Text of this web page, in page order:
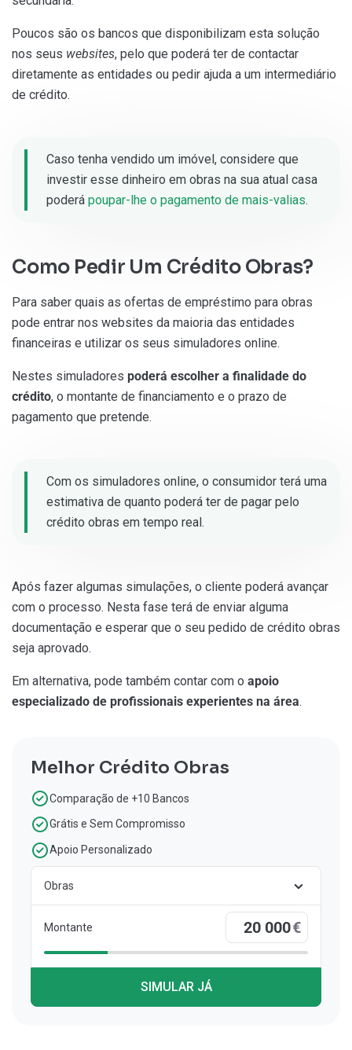
Poucos são os bancos que disponibilizam esta solução
nos seus websites, pelo que poderá ter de contactar
diretamente as entidades ou pedir ajuda a um intermediário
de crédito.
Caso tenha vendido um imóvel, considere que
investir esse dinheiro em obras na sua atual casa
poderá poupar-lhe o pagamento de mais-valias.
Como Pedir Um Crédito Obras?
Para saber quais as ofertas de empréstimo para obras
pode entrar nos websites da maioria das entidades
financeiras e utilizar os seus simuladores online.
Nestes simuladores poderá escolher a finalidade do
crédito, o montante de financiamento e o prazo de
pagamento que pretende.
Com os simuladores online, o consumidor terá uma
estimativa de quanto poderá ter de pagar pelo
crédito obras em tempo real.
Após fazer algumas simulações, o cliente poderá avançar
com o processo. Nesta fase terá de enviar alguma
documentação e esperar que o seu pedido de crédito obras
seja aprovado.
Em alternativa, pode também contar com o apoio
especializado de profissionais experientes na área.
Melhor Crédito Obras
Comparação de +10 Bancos
Grátis e Sem Compromisso
Apoio Personalizado
Obras
Montante €
SIMULAR JÁ